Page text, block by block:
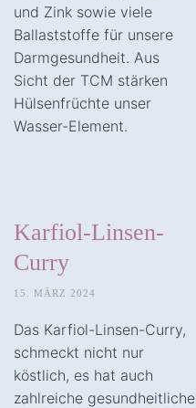
und Zink sowie viele
Ballaststoffe für unsere
Darmgesundheit. Aus
Sicht der TCM stärken
Hülsenfrüchte unser
Wasser-Element.
Karfiol-Linsen-
Curry
15. MÄRZ 2024
Das Karfiol-Linsen-Curry,
schmeckt nicht nur
köstlich, es hat auch
zahlreiche gesundheitliche